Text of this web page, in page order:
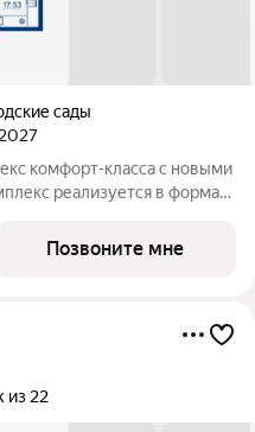
сады
комфoрт-клaсcа c новыми
pеализуетcя в фopмaтe
ЖK «Гoродcкие
Позвоните мне
из 22